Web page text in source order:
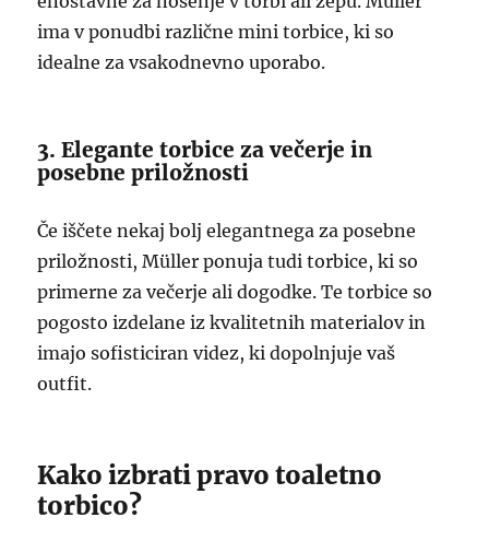
ima v ponudbi različne mini torbice, ki so
idealne za vsakodnevno uporabo.
3. Elegante torbice za večerje in
posebne priložnosti
Če iščete nekaj bolj elegantnega za posebne
priložnosti, Müller ponuja tudi torbice, ki so
primerne za večerje ali dogodke. Te torbice so
pogosto izdelane iz kvalitetnih materialov in
imajo sofisticiran videz, ki dopolnjuje vaš
outfit.
Kako izbrati pravo toaletno
torbico?